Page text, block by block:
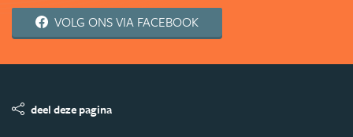
VOLG ONS VIA FACEBOOK
deel deze pagina